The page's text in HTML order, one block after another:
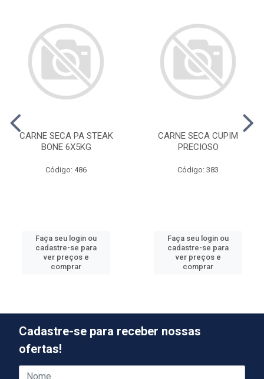
CARNE SECA PA STEAK
BONE 6X5KG
Código: 486
Faça seu login ou
cadastre-se para
ver preços e
comprar
CARNE SECA CUPIM
PRECIOSO
Código: 383
Faça seu login ou
cadastre-se para
ver preços e
comprar
Cadastre-se para receber nossas
ofertas!